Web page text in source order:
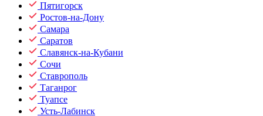
Пятигорск
Ростов-на-Дону
Самара
Саратов
Славянск-на-Кубани
Сочи
Ставрополь
Таганрог
Туапсе
Усть-Лабинск